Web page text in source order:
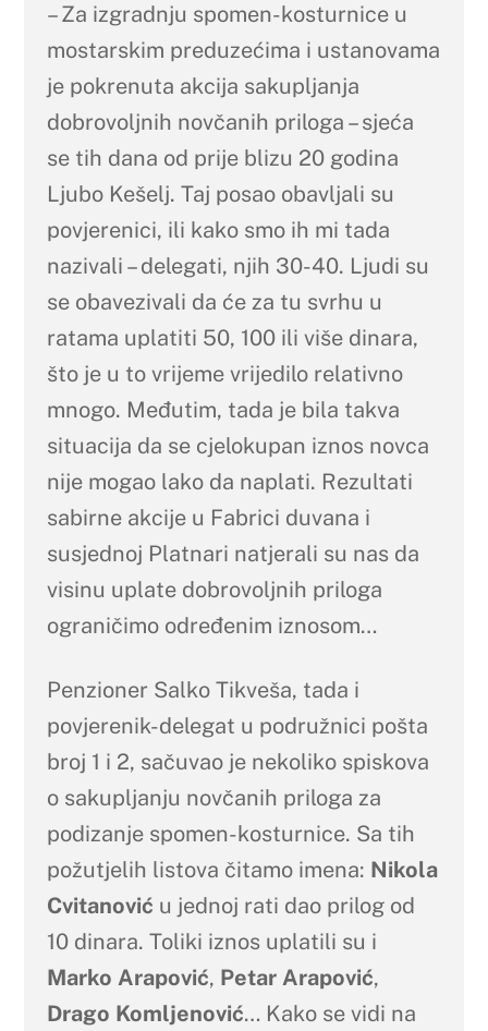
– Za izgradnju spomen-kosturnice u
mostarskim preduzećima i ustanovama
je pokrenuta akcija sakupljanja
dobrovoljnih novčanih priloga – sjeća
se tih dana od prije blizu 20 godina
Ljubo Kešelj. Taj posao obavljali su
povjerenici, ili kako smo ih mi tada
nazivali – delegati, njih 30-40. Ljudi su
se obavezivali da će za tu svrhu u
ratama uplatiti 50, 100 ili više dinara,
što je u to vrijeme vrijedilo relativno
mnogo. Međutim, tada je bila takva
situacija da se cjelokupan iznos novca
nije mogao lako da naplati. Rezultati
sabirne akcije u Fabrici duvana i
susjednoj Platnari natjerali su nas da
visinu uplate dobrovoljnih priloga
ograničimo određenim iznosom…
Penzioner Salko Tikveša, tada i
povjerenik-delegat u podružnici pošta
broj 1 i 2, sačuvao je nekoliko spiskova
o sakupljanju novčanih priloga za
podizanje spomen-kosturnice. Sa tih
požutjelih listova čitamo imena: Nikola
Cvitanović u jednoj rati dao prilog od
10 dinara. Toliki iznos uplatili su i
Marko Arapović, Petar Arapović,
Drago Komljenović… Kako se vidi na